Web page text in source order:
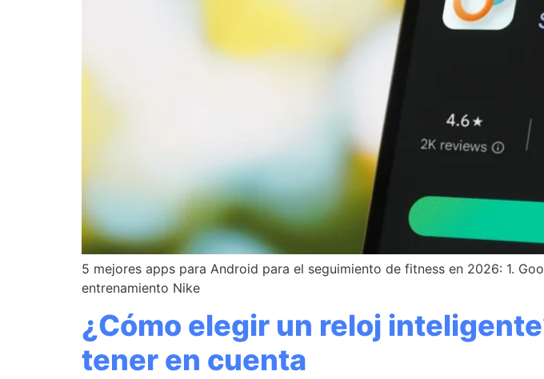
5 mejores apps para Android para el seguimiento de fitness en 2026: 1.
entrenamiento Nike
¿Cómo elegir un reloj
tener en cuenta